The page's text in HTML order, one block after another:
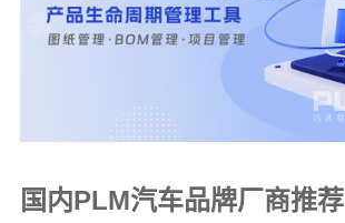
国内PLM汽车品牌厂商推荐